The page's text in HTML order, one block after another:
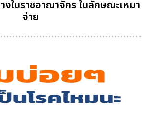
งในราชอาณาจักร ในลักษณะเหมา
จ่าย